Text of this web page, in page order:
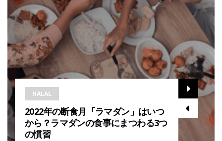
HALAL
2022年の断食月「ラマダン」はいつ
から？ラマダンの食事にまつわる3つ
の慣習